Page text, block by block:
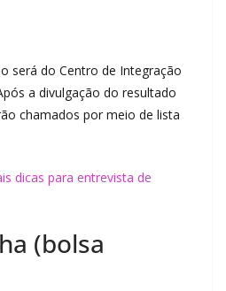
será do Centro de Integração
a divulgação do resultado
chamados por meio de lista
dicas para entrevista de
(bolsa